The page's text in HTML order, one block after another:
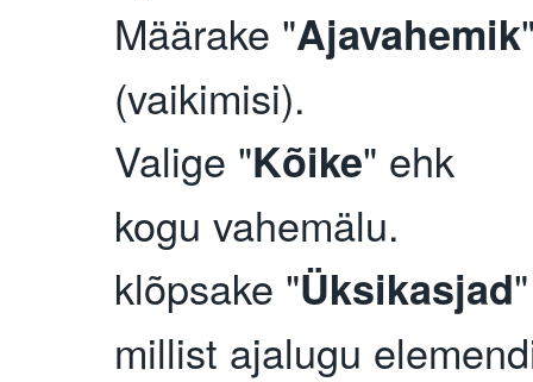
Määrake "Ajavahemik
(vaikimisi).
Valige "Kõike" ehk
kogu vahemälu.
klõpsake "Üksikasjad
millist ajalugu